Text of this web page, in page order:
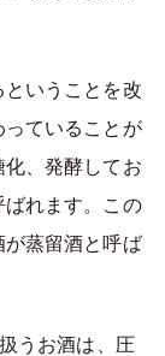
いうことを改
ていることが
、発酵してお
れます。この
蒸留酒と呼ば
うお酒は、圧